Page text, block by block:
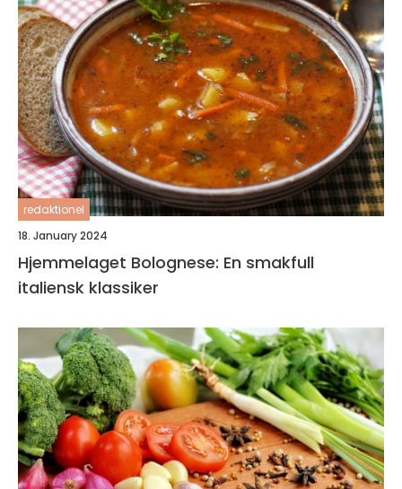
redaktionel
18. January 2024
Hjemmelaget Bolognese: En smakfull
italiensk klassiker